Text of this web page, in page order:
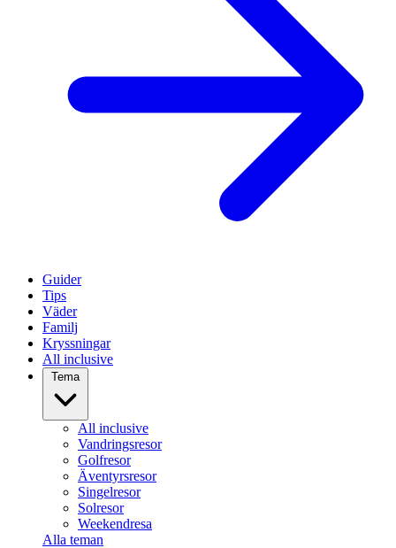
Guider
Tips
Väder
Familj
Kryssningar
All inclusive
Tema
All inclusive
Vandringsresor
Golfresor
Äventyrsresor
Singelresor
Solresor
Weekendresa
Alla teman